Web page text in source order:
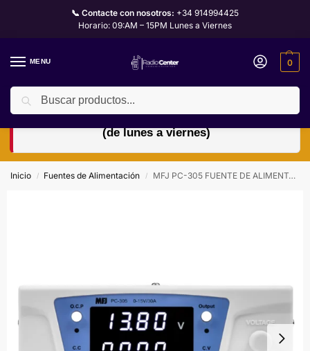
📞 Contacte con nosotros: +34 914994425
Horario: 09:AM – 15PM Lunes a Viernes
MENU 0
🏖️ Horario de verano: abierto de 9:00 a 15:00 h
(de lunes a viernes)
Inicio / Fuentes de Alimentación / MFJ PC-305 FUENTE DE ALIMENTACIÓN REGULABLE 30A CON DISPLAY DIGITAL